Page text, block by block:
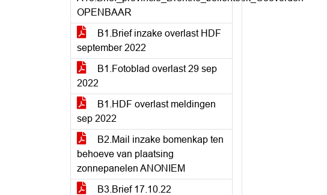
OPENBAAR
B1.Brief inzake overlast HDF
september 2022
B1.Fotoblad overlast 29 sep
2022
B1.HDF overlast meldingen
sep 2022
B2.Mail inzake bomenkap ten
behoeve van plaatsing
zonnepanelen ANONIEM
B3.Brief 17.10.22